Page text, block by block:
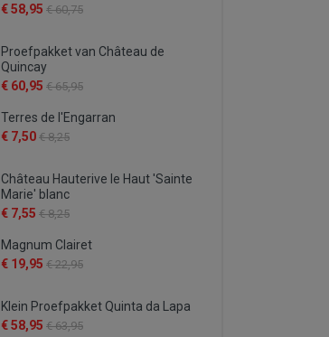
€ 58,95 € 60,75
Proefpakket van Château de
Quincay
€ 60,95 € 65,95
Terres de l'Engarran
€ 7,50 € 8,25
Château Hauterive le Haut 'Sainte
Marie' blanc
€ 7,55 € 8,25
Magnum Clairet
€ 19,95 € 22,95
Klein Proefpakket Quinta da Lapa
€ 58,95 € 63,95